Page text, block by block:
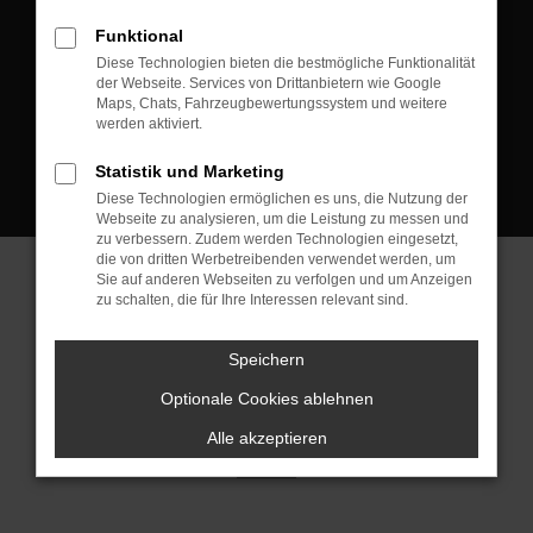
Kontakt:
Tel.: +49 3745 760 90 20
Fax: +49 3745 760 90 21
Mail: fj@jakob-trading.com
Cookie Einstellungen
© 2026 Jakob Trading GmbH | Neustädter Straße 1 | DE-08223
Neustadt/Vogtland | fj@jakob-trading.com | Webdesign by audaris.de
Funktional
Diese Technologien bieten die bestmögliche Funktionalität
der Webseite. Services von Drittanbietern wie Google
Maps, Chats, Fahrzeugbewertungssystem und weitere
werden aktiviert.
Statistik und Marketing
Diese Technologien ermöglichen es uns, die Nutzung der
Webseite zu analysieren, um die Leistung zu messen und
zu verbessern. Zudem werden Technologien eingesetzt,
die von dritten Werbetreibenden verwendet werden, um
Sie auf anderen Webseiten zu verfolgen und um Anzeigen
zu schalten, die für Ihre Interessen relevant sind.
Speichern
Optionale Cookies ablehnen
Alle akzeptieren